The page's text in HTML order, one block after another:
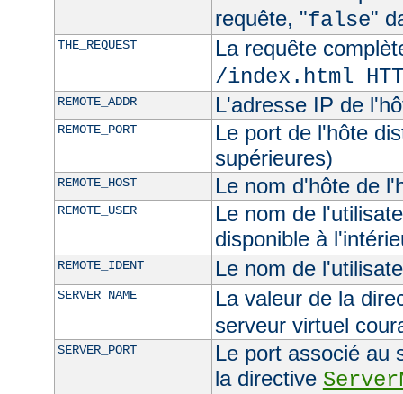
requête, "false"
THE_REQUEST
La requête
/index.html
REMOTE_ADDR L'adresse IP de
REMOTE_PORT
Le port de l'hôte
supérieures)
REMOTE_HOST Le nom d'hôte de
REMOTE_USER
Le nom de
disponible à
REMOTE_IDENT Le nom de
SERVER_NAME
La valeur de la
serveur virtuel
SERVER_PORT
Le port associé au
la directive